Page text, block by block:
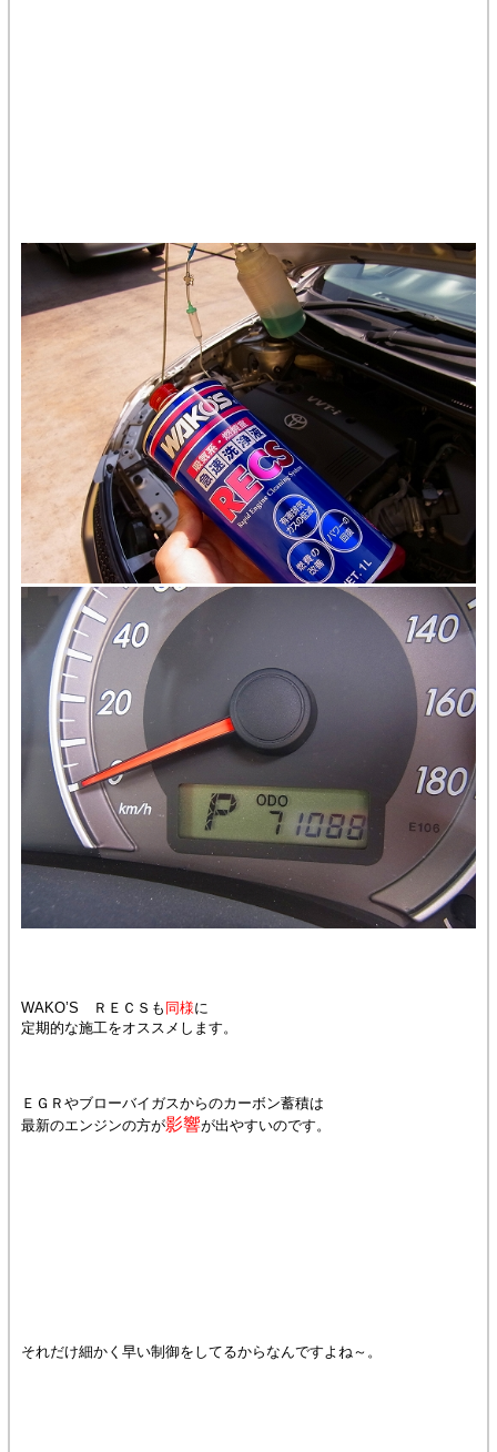
WAKO’S ＲＥＣＳも 同様に
定期的な施工をオススメします。
ＥＧＲやブローバイガスからのカーボン蓄積は
最新のエンジンの方が影響が出やすいのです。
それだけ細かく早い制御をしてるからなんですよね～。